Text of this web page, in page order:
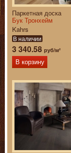
Паркетная доска
Бук Тронхейм
Kahrs
В наличии
3 340.58 руб/м²
В корзину